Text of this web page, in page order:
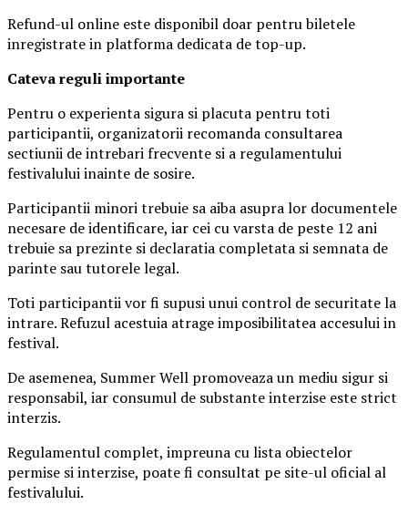
Refund-ul online este disponibil doar pentru biletele
inregistrate in platforma dedicata de top-up.
Cateva reguli importante
Pentru o experienta sigura si placuta pentru toti
participantii, organizatorii recomanda consultarea
sectiunii de intrebari frecvente si a regulamentului
festivalului inainte de sosire.
Participantii minori trebuie sa aiba asupra lor documentele
necesare de identificare, iar cei cu varsta de peste 12 ani
trebuie sa prezinte si declaratia completata si semnata de
parinte sau tutorele legal.
Toti participantii vor fi supusi unui control de securitate la
intrare. Refuzul acestuia atrage imposibilitatea accesului in
festival.
De asemenea, Summer Well promoveaza un mediu sigur si
responsabil, iar consumul de substante interzise este strict
interzis.
Regulamentul complet, impreuna cu lista obiectelor
permise si interzise, poate fi consultat pe site-ul oficial al
festivalului.